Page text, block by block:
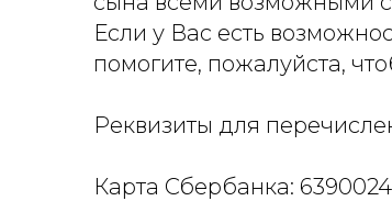
Если у Вас есть
помогите, пожалуйста,
Реквизиты для
Карта Сбербанка: